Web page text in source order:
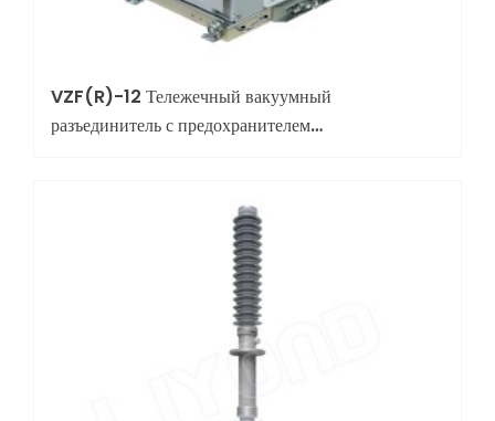
VZF(R)-12 Тележечный вакуумный
разъединитель с предохранителем